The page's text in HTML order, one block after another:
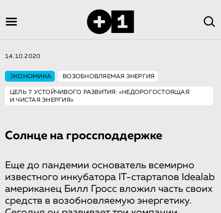
14.10.2020
ЭКОНОМИКА ВОЗОБНОВЛЯЕМАЯ ЭНЕРГИЯ
ЦЕЛЬ 7 УСТОЙЧИВОГО РАЗВИТИЯ: «НЕДОРОГОСТОЯЩАЯ
И ЧИСТАЯ ЭНЕРГИЯ»
Солнце на гроссподдержке
Еще до пандемии основатель всемирно
известного инкубатора IT-стартапов Idealab
американец Билл Гросс вложил часть своих
средств в возобновляемую энергетику.